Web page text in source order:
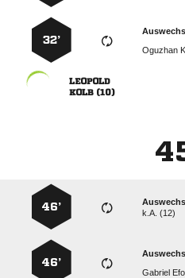

32’

 
k.A. (12)
46’

46’